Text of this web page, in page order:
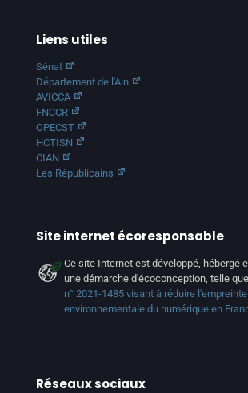
Liens utiles
Sénat
Département de l'Ain
AVICCA
FNCCR
OPECST
HCTISN
CIAN
Les Républicains
Site internet écoresponsable
Ce site Internet est développé, hébergé
une démarche d'écoconception, telle
n° 2021-1485 visant à réduire l'empreinte
environnementale du numérique en
Réseaux sociaux